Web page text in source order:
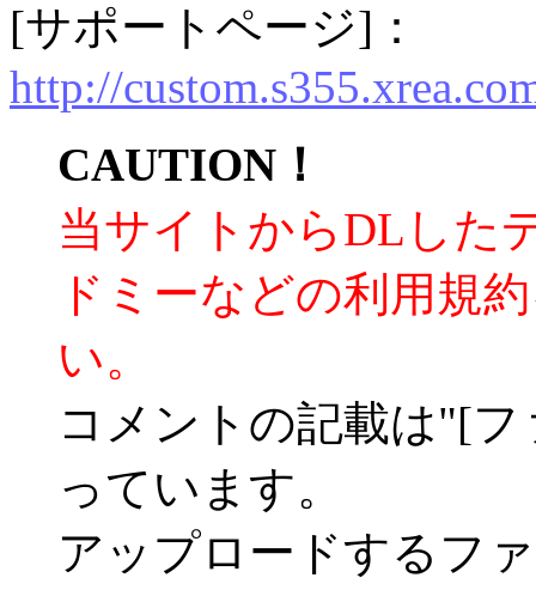
[サポートページ]：
http://
CAUTION！
当サイトからDLした
ドミーなどの利用規
い。
コメントの記載は"[
っています。
アップロードするフ